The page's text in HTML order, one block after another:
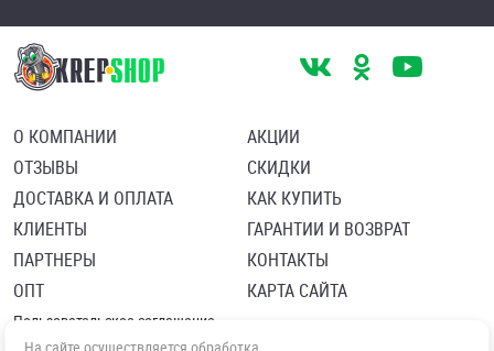
О КОМПАНИИ
ОТЗЫВЫ
ДОСТАВКА И ОПЛАТА
КЛИЕНТЫ
ПАРТНЕРЫ
ОПТ
АКЦИИ
СКИДКИ
КАК КУПИТЬ
ГАРАНТИИ И ВОЗВРАТ
КОНТАКТЫ
КАРТА САЙТА
Пользовательское соглашение
Политика в отношении обработки персональных данных